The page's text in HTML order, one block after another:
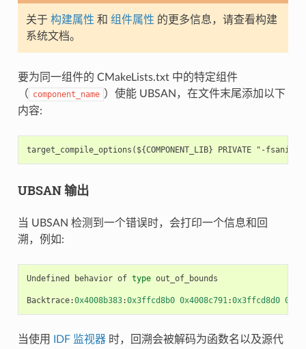
关于 构建属性 和 组件属性 的更多信息，请查看构建
系统文档。
要为同一组件的 CMakeLists.txt 中的特定组件
（
component_name ）使能 UBSAN，在文件末尾添加以下
内容:
UBSAN 输出
当 UBSAN 检测到一个错误时，会打印一个信息和回
溯，例如:
Undefined behavior of type out_of_bounds
Backtrace:0x4008b383:0x3ffcd8b0 0x4008c791:0x3ffcd8d0
当使用 IDF 监视器时，回溯会被解码为函数名以及源代